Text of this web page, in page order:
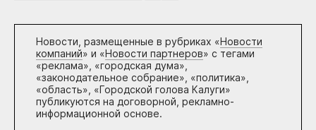
Новости, размещенные в рубриках «Новости
компаний» и «Новости партнеров» с тегами
«реклама», «городская дума»,
«законодательное собрание», «политика»,
«область», «Городской голова Калуги»
публикуются на договорной, рекламно-
информационной основе.